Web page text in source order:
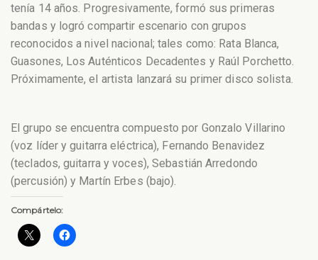
tenía 14 años. Progresivamente, formó sus primeras
bandas y logró compartir escenario con grupos
reconocidos a nivel nacional; tales como: Rata Blanca,
Guasones, Los Auténticos Decadentes y Raúl Porchetto.
Próximamente, el artista lanzará su primer disco solista.
El grupo se encuentra compuesto por Gonzalo Villarino
(voz líder y guitarra eléctrica), Fernando Benavidez
(teclados, guitarra y voces), Sebastián Arredondo
(percusión) y Martín Erbes (bajo).
Compártelo: